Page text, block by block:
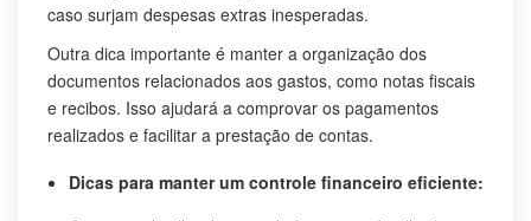
caso surjam despesas extras inesperadas.
Outra dica importante é manter a organização dos
documentos relacionados aos gastos, como notas fiscais
e recibos. Isso ajudará a comprovar os pagamentos
realizados e facilitar a prestação de contas.
Dicas para manter um controle financeiro eficiente: